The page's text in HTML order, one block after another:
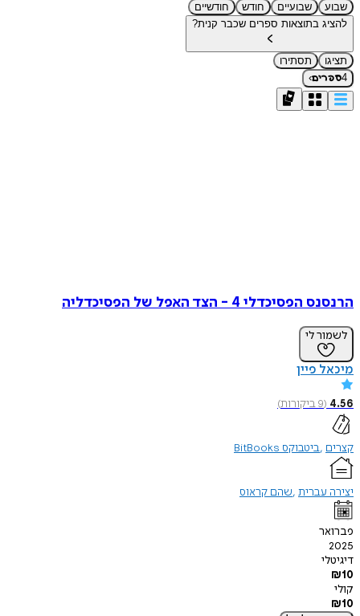
שבוע שבועיים חודש
חודשיים
להציג בתוצאות ספרים שכבר קנית?
תציגו
תסתירו
4ספרים›
הרנסנס הפסיכדלי 4 - הצד האפל של הפסיכדליה
לשמור לי
מיכאל פיין
4.56
(
9ביקורות)
קצרים ביטבוקס BitBooks
יצירה עברית שהם קראוס
פברואר
2025
דיגיטלי
₪10
קולי
₪10